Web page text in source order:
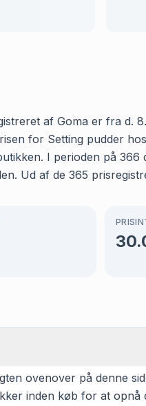
af Goma er fra d.
for Setting pudder
I perioden på
Ud af de 365
ovenover på denne
inden køb for at